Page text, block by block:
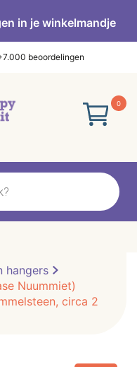
in je winkelmandje
beoordelingen
0
hangers
Nuummiet)
circa 2